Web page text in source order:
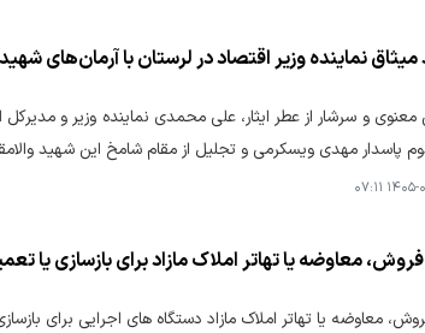
نماینده وزیر اقتصاد در لرستان با آرمان‌های
معنوی و سرشار از عطر ایثار، علی محمدی نماینده وزیر و
پاسدار مهدی ویسکرمی و تجلیل از مقام شامخ این شهید
۰۸ ۰۷:۱۱
معاوضه یا تهاتر املاک مازاد برای بازسازی
معاوضه یا تهاتر املاک مازاد دستگاه های اجرایی برای